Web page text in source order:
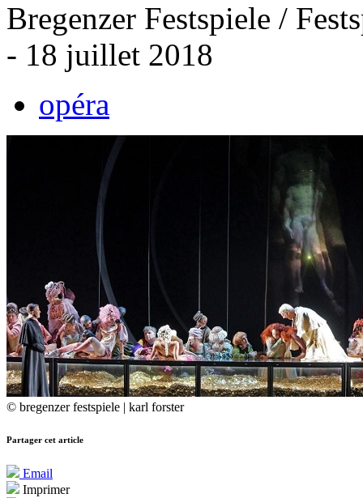
Bregenzer Festspiele /
- 18 juillet 2018
opéra
© bregenzer festspiele | karl forster
Partager cet article
Email
Imprimer